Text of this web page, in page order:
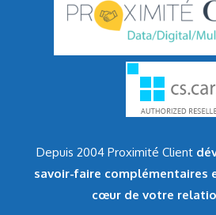
Depuis 2004 Proximité Client
savoir-faire complémentaires
cœur de votre